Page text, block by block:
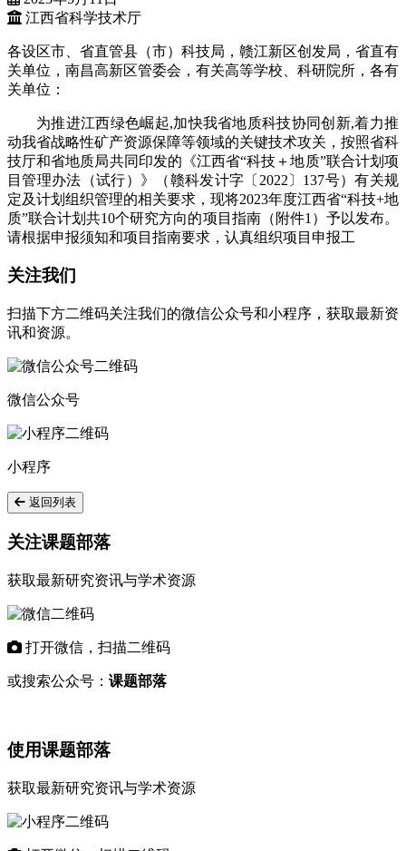
江西省科学技术厅
各设区市、省直管县（市）科技局，赣江新区创发局，省直有
关单位，南昌高新区管委会，有关高等学校、科研院所，各有
关单位：
为推进江西绿色崛起,加快我省地质科技协同创新,着力推
动我省战略性矿产资源保障等领域的关键技术攻关，按照省科
技厅和省地质局共同印发的《江西省“科技＋地质”联合计划项
目管理办法（试行）》（赣科发计字〔2022〕137号）有关规
定及计划组织管理的相关要求，现将2023年度江西省“科技+地
质”联合计划共10个研究方向的项目指南（附件1）予以发布。
请根据申报须知和项目指南要求，认真组织项目申报工
关注我们
扫描下方二维码关注我们的微信公众号和小程序，获取最新资
讯和资源。
微信公众号
小程序
返回列表
关注课题部落
获取最新研究资讯与学术资源
打开微信，扫描二维码
或搜索公众号： 课题部落
使用课题部落
获取最新研究资讯与学术资源